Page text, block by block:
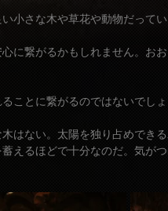
小さな木や草花や動物だってい
に繋がるかもしれません。お
ことに繋がるのではないでしょ
はない。太陽を独り占めできる
えるほどで十分なのだ。気が